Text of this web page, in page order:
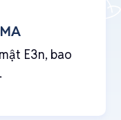
E3n, bao